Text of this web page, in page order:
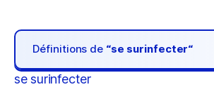
Définitions de “se surinfecter“
se surinfecter